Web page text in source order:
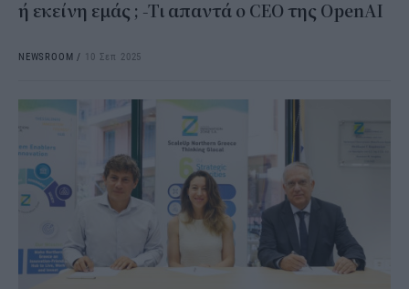
ή εκείνη εμάς ; -Τι απαντά ο CEO της OpenAI
NEWSROOM / 10 Σεπ 2025